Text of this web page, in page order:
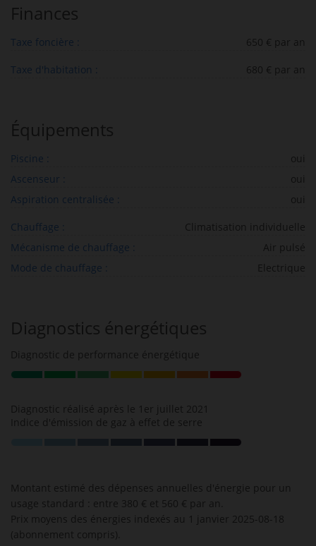
Finances
Taxe foncière : 650 € par an
Taxe d'habitation : 680 € par an
Équipements
Piscine :
oui
Ascenseur :
oui
Aspiration centralisée :
oui
Chauffage :
Climatisation individuelle
Mécanisme de chauffage :
Air pulsé
Mode de chauffage :
Electrique
Diagnostics énergétiques
Diagnostic de performance énergétique
Diagnostic réalisé après le 1er juillet 2021
Indice d'émission de gaz à effet de serre
Montant estimé des dépenses annuelles d'énergie pour un
usage standard : entre 380 € et 560 € par an.
Prix moyens des énergies indexés au 1 janvier 2025-08-18
(abonnement compris).